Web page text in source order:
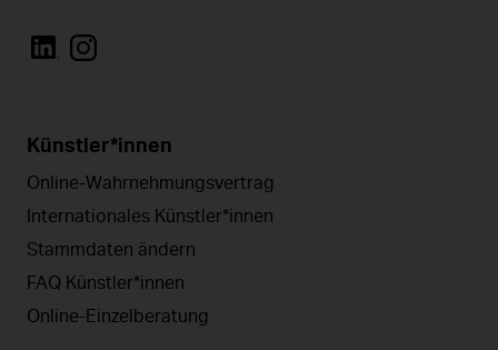
Künstler*innen
Online-Wahrnehmungsvertrag
Internationales Künstler*innen
Stammdaten ändern
FAQ Künstler*innen
Online-Einzelberatung